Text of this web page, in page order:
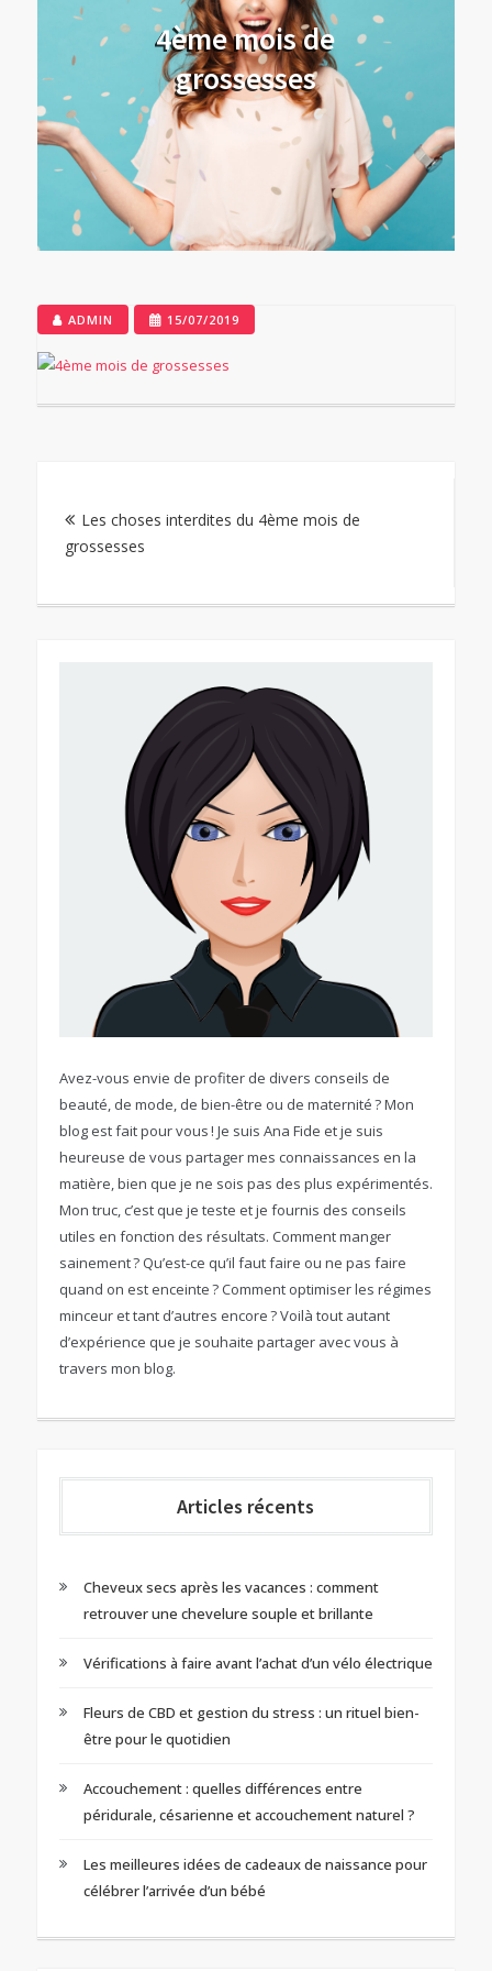
4ème mois de
grossesses
ADMIN 15/07/2019
de
l’article
Les choses interdites du 4ème mois de
grossesses
Avez-vous envie de profiter de divers conseils de
beauté, de mode, de bien-être ou de maternité ? Mon
blog est fait pour vous ! Je suis Ana Fide et je suis
heureuse de vous partager mes connaissances en la
matière, bien que je ne sois pas des plus expérimentés.
Mon truc, c’est que je teste et je fournis des conseils
utiles en fonction des résultats. Comment manger
sainement ? Qu’est-ce qu’il faut faire ou ne pas faire
quand on est enceinte ? Comment optimiser les régimes
minceur et tant d’autres encore ? Voilà tout autant
d’expérience que je souhaite partager avec vous à
travers mon blog.
Articles récents
Cheveux secs après les vacances : comment
retrouver une chevelure souple et brillante
Vérifications à faire avant l’achat d’un vélo électrique
Fleurs de CBD et gestion du stress : un rituel bien-
être pour le quotidien
Accouchement : quelles différences entre
péridurale, césarienne et accouchement naturel ?
Les meilleures idées de cadeaux de naissance pour
célébrer l’arrivée d’un bébé